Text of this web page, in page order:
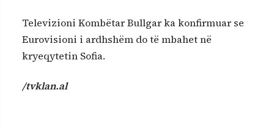
Televizioni Kombëtar Bullgar ka konfirmuar se
Eurovisioni i ardhshëm do të mbahet në
kryeqytetin Sofia.
/tvklan.al